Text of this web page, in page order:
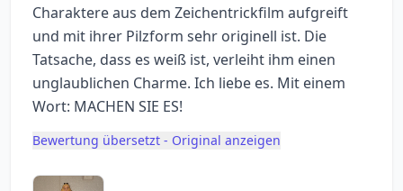
Charaktere aus dem Zeichentrickfilm aufgreift
und mit ihrer Pilzform sehr originell ist. Die
Tatsache, dass es weiß ist, verleiht ihm einen
unglaublichen Charme. Ich liebe es. Mit einem
Wort: MACHEN SIE ES!
Bewertung übersetzt - Original anzeigen